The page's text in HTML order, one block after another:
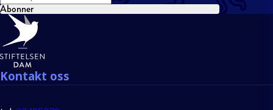
Abonner
Bunntekst
Kontakt oss